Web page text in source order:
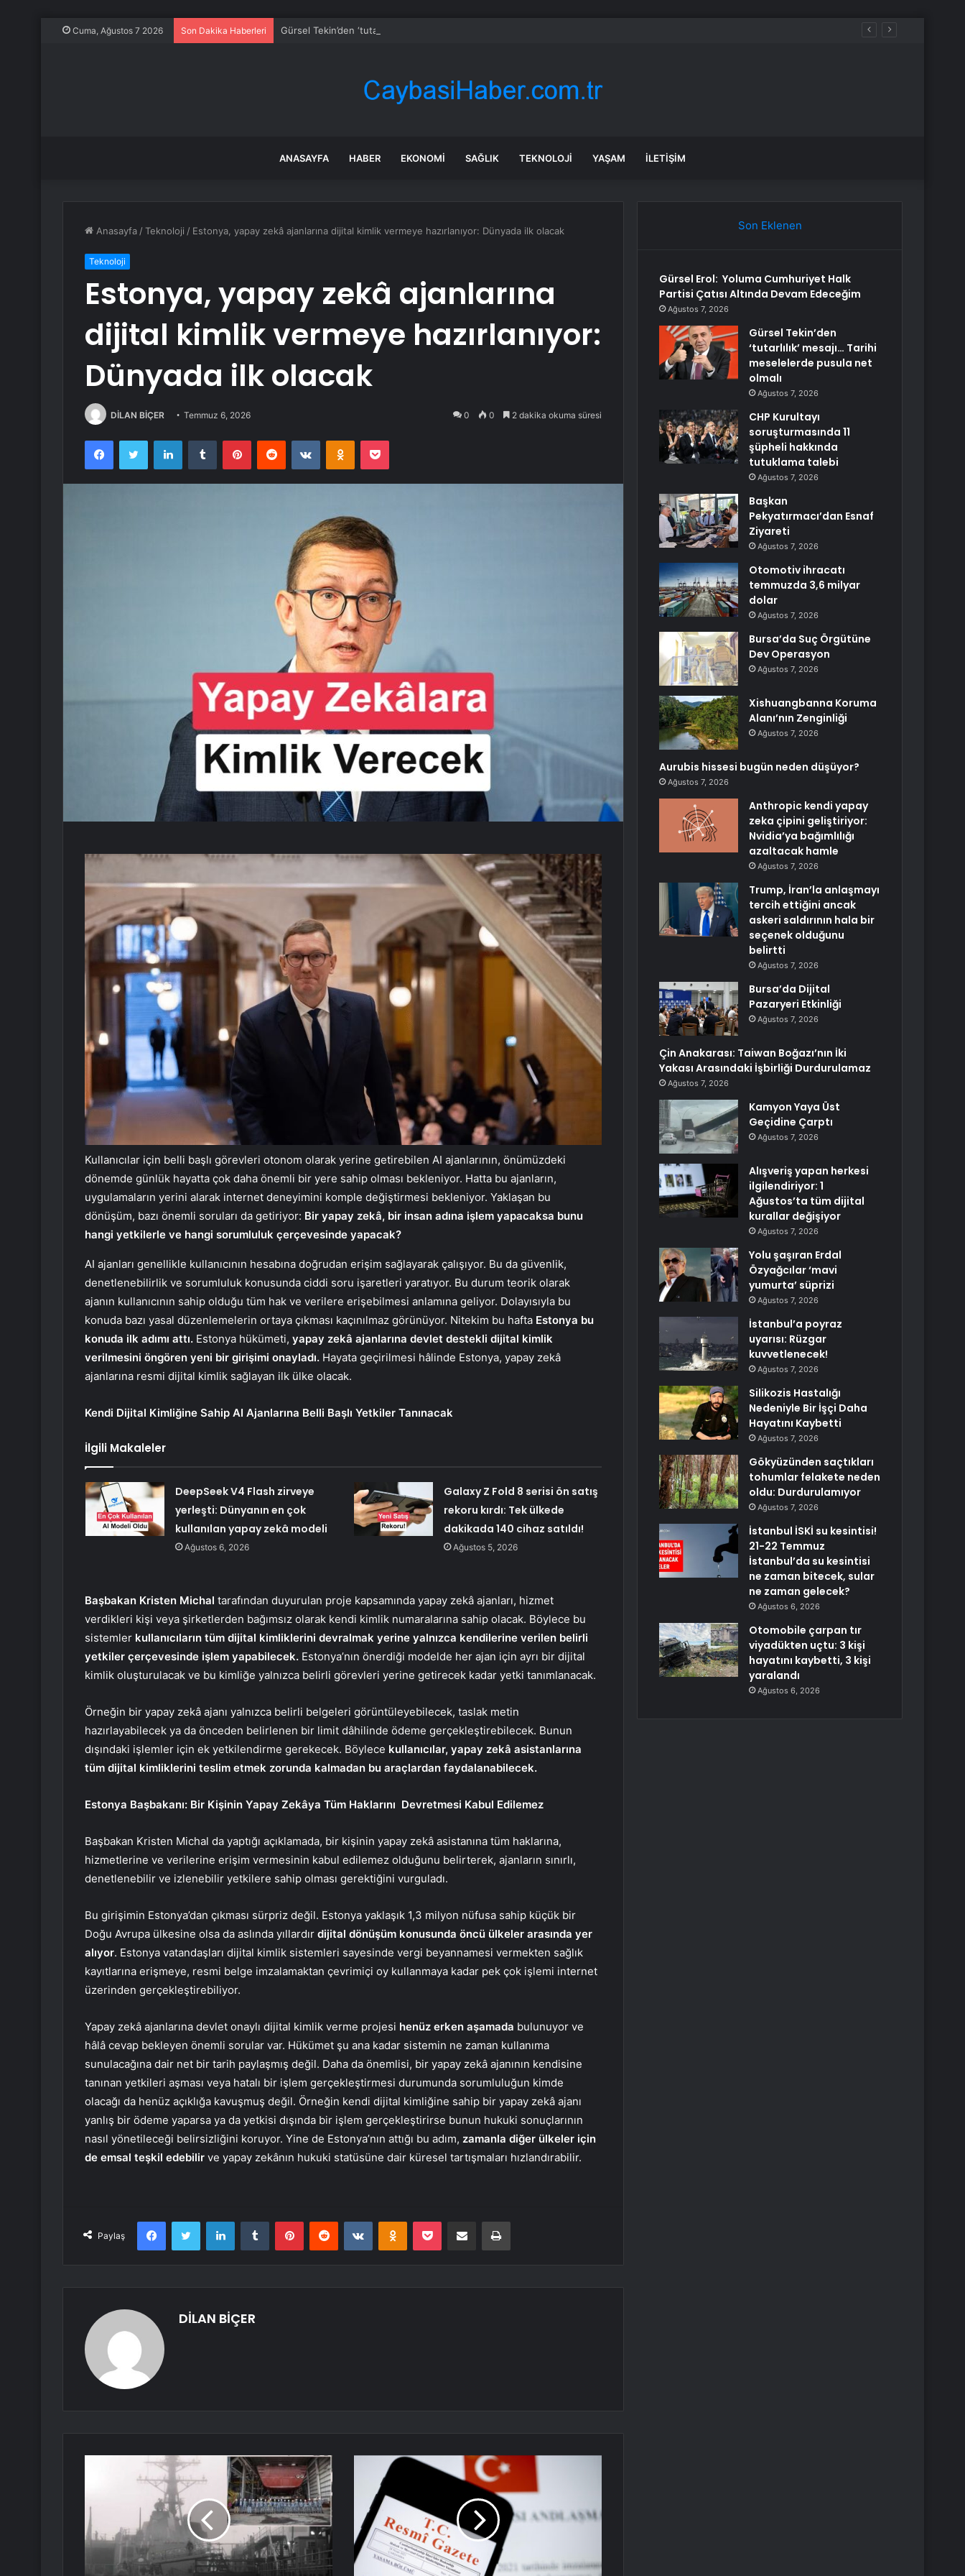
Cuma, Ağustos 7 2026 Son Dakika Haberleri Gürsel Tekin’den ‘tutarlılık’ mesajı… Tarihi meselelerde pusula net olmalı
ANASAYFA HABER EKONOMI SAĞLIK TEKNOLOJI YAŞAM İLETIŞIM
Anasayfa /Teknoloji / Estonya, yapay zekâ ajanlarına dijital kimlik vermeye hazırlanıyor: Dünyada ilk olacak
Teknoloji
Estonya, yapay zekâ ajanlarına
dijital kimlik vermeye hazırlanıyor:
Dünyada ilk olacak
DİLAN BİÇER Temmuz 6, 2026 0 0 2 dakika okuma süresi
FacebookTwitter LinkedInTumblr PinterestReddit VKontakteOdnoklassniki
Pocket
Kullanıcılar için belli başlı görevleri otonom olarak yerine getirebilen AI ajanlarının, önümüzdeki
dönemde günlük hayatta çok daha önemli bir yere sahip olması bekleniyor. Hatta bu ajanların,
uygulamaların yerini alarak internet deneyimini komple değiştirmesi bekleniyor. Yaklaşan bu
dönüşüm, bazı önemli soruları da getiriyor: Bir yapay zekâ, bir insan adına işlem yapacaksa bunu
hangi yetkilerle ve hangi sorumluluk çerçevesinde yapacak?
AI ajanları genellikle kullanıcının hesabına doğrudan erişim sağlayarak çalışıyor. Bu da güvenlik,
denetlenebilirlik ve sorumluluk konusunda ciddi soru işaretleri yaratıyor. Bu durum teorik olarak
ajanın kullanıcının sahip olduğu tüm hak ve verilere erişebilmesi anlamına geliyor. Dolayısıyla bu
konuda bazı yasal düzenlemelerin ortaya çıkması kaçınılmaz görünüyor. Nitekim bu hafta Estonya bu
konuda ilk adımı attı. Estonya hükümeti, yapay zekâ ajanlarına devlet destekli dijital kimlik
verilmesini öngören yeni bir girişimi onayladı. Hayata geçirilmesi hâlinde Estonya, yapay zekâ
ajanlarına resmi dijital kimlik sağlayan ilk ülke olacak.
Kendi Dijital Kimliğine Sahip AI Ajanlarına Belli Başlı Yetkiler Tanınacak
İlgili Makaleler
DeepSeek V4 Flash zirveye
yerleşti: Dünyanın en çok
kullanılan yapay zekâ modeli
Ağustos 6, 2026
Galaxy Z Fold 8 serisi ön satış
rekoru kırdı: Tek ülkede
dakikada 140 cihaz satıldı!
Ağustos 5, 2026
Başbakan Kristen Michal tarafından duyurulan proje kapsamında yapay zekâ ajanları, hizmet
verdikleri kişi veya şirketlerden bağımsız olarak kendi kimlik numaralarına sahip olacak. Böylece bu
sistemler kullanıcıların tüm dijital kimliklerini devralmak yerine yalnızca kendilerine verilen belirli
yetkiler çerçevesinde işlem yapabilecek. Estonya’nın önerdiği modelde her ajan için ayrı bir dijital
kimlik oluşturulacak ve bu kimliğe yalnızca belirli görevleri yerine getirecek kadar yetki tanımlanacak.
Örneğin bir yapay zekâ ajanı yalnızca belirli belgeleri görüntüleyebilecek, taslak metin
hazırlayabilecek ya da önceden belirlenen bir limit dâhilinde ödeme gerçekleştirebilecek. Bunun
dışındaki işlemler için ek yetkilendirme gerekecek. Böylece kullanıcılar, yapay zekâ asistanlarına
tüm dijital kimliklerini teslim etmek zorunda kalmadan bu araçlardan faydalanabilecek.
Estonya Başbakanı: Bir Kişinin Yapay Zekâya Tüm Haklarını Devretmesi Kabul Edilemez
Başbakan Kristen Michal da yaptığı açıklamada, bir kişinin yapay zekâ asistanına tüm haklarına,
hizmetlerine ve verilerine erişim vermesinin kabul edilemez olduğunu belirterek, ajanların sınırlı,
denetlenebilir ve izlenebilir yetkilere sahip olması gerektiğini vurguladı.
Bu girişimin Estonya’dan çıkması sürpriz değil. Estonya yaklaşık 1,3 milyon nüfusa sahip küçük bir
Doğu Avrupa ülkesine olsa da aslında yıllardır dijital dönüşüm konusunda öncü ülkeler arasında yer
alıyor. Estonya vatandaşları dijital kimlik sistemleri sayesinde vergi beyannamesi vermekten sağlık
kayıtlarına erişmeye, resmi belge imzalamaktan çevrimiçi oy kullanmaya kadar pek çok işlemi internet
üzerinden gerçekleştirebiliyor.
Yapay zekâ ajanlarına devlet onaylı dijital kimlik verme projesi henüz erken aşamada bulunuyor ve
hâlâ cevap bekleyen önemli sorular var. Hükümet şu ana kadar sistemin ne zaman kullanıma
sunulacağına dair net bir tarih paylaşmış değil. Daha da önemlisi, bir yapay zekâ ajanının kendisine
tanınan yetkileri aşması veya hatalı bir işlem gerçekleştirmesi durumunda sorumluluğun kimde
olacağı da henüz açıklığa kavuşmuş değil. Örneğin kendi dijital kimliğine sahip bir yapay zekâ ajanı
yanlış bir ödeme yaparsa ya da yetkisi dışında bir işlem gerçekleştirirse bunun hukuki sonuçlarının
nasıl yönetileceği belirsizliğini koruyor. Yine de Estonya’nın attığı bu adım, zamanla diğer ülkeler için
de emsal teşkil edebilir ve yapay zekânın hukuki statüsüne dair küresel tartışmaları hızlandırabilir.
Paylaş
FacebookTwitter LinkedInTumblr PinterestReddit VKontakteOdnoklassniki
Pocket E-Posta ile paylaş Yazdır
DİLAN BİÇER
Son Eklenen
Gürsel Erol: Yoluma Cumhuriyet Halk
Partisi Çatısı Altında Devam Edeceğim
Ağustos 7, 2026
Gürsel Tekin’den
‘tutarlılık’ mesajı… Tarihi
meselelerde pusula net
olmalı
Ağustos 7, 2026
CHP Kurultayı
soruşturmasında 11
şüpheli hakkında
tutuklama talebi
Ağustos 7, 2026
Başkan
Pekyatırmacı’dan Esnaf
Ziyareti
Ağustos 7, 2026
Otomotiv ihracatı
temmuzda 3,6 milyar
dolar
Ağustos 7, 2026
Bursa’da Suç Örgütüne
Dev Operasyon
Ağustos 7, 2026
Xishuangbanna Koruma
Alanı’nın Zenginliği
Ağustos 7, 2026
Aurubis hissesi bugün neden düşüyor?
Ağustos 7, 2026
Anthropic kendi yapay
zeka çipini geliştiriyor:
Nvidia’ya bağımlılığı
azaltacak hamle
Ağustos 7, 2026
Trump, İran’la anlaşmayı
tercih ettiğini ancak
askeri saldırının hala bir
seçenek olduğunu
belirtti
Ağustos 7, 2026
Bursa’da Dijital
Pazaryeri Etkinliği
Ağustos 7, 2026
Çin Anakarası: Taiwan Boğazı’nın İki
Yakası Arasındaki İşbirliği Durdurulamaz
Ağustos 7, 2026
Kamyon Yaya Üst
Geçidine Çarptı
Ağustos 7, 2026
Alışveriş yapan herkesi
ilgilendiriyor: 1
Ağustos’ta tüm dijital
kurallar değişiyor
Ağustos 7, 2026
Yolu şaşıran Erdal
Özyağcılar ‘mavi
yumurta’ süprizi
Ağustos 7, 2026
İstanbul’a poyraz
uyarısı: Rüzgar
kuvvetlenecek!
Ağustos 7, 2026
Silikozis Hastalığı
Nedeniyle Bir İşçi Daha
Hayatını Kaybetti
Ağustos 7, 2026
Gökyüzünden saçtıkları
tohumlar felakete neden
oldu: Durdurulamıyor
Ağustos 7, 2026
İstanbul İSKİ su kesintisi!
21-22 Temmuz
İstanbul’da su kesintisi
ne zaman bitecek, sular
ne zaman gelecek?
Ağustos 6, 2026
Otomobile çarpan tır
viyadükten uçtu: 3 kişi
hayatını kaybetti, 3 kişi
yaralandı
Ağustos 6, 2026